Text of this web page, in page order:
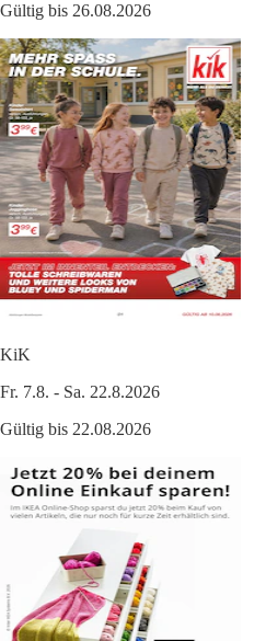
Gültig bis 26.08.2026
KiK
Fr. 7.8. - Sa. 22.8.2026
Gültig bis 22.08.2026